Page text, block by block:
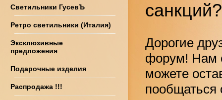
Светильники ГусевЪ
Ретро светильники (Италия)
Эксклюзивные
предложения
Подарочные изделия
Распродажа !!!
санкций?
Дорогие
форум! Нам
можете
пообщаться